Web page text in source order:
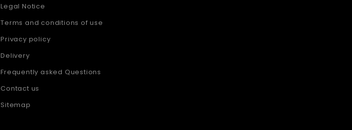
Legal Notice
Terms and conditions of use
Privacy policy
Delivery
Frequently asked Questions
Contact us
Sitemap